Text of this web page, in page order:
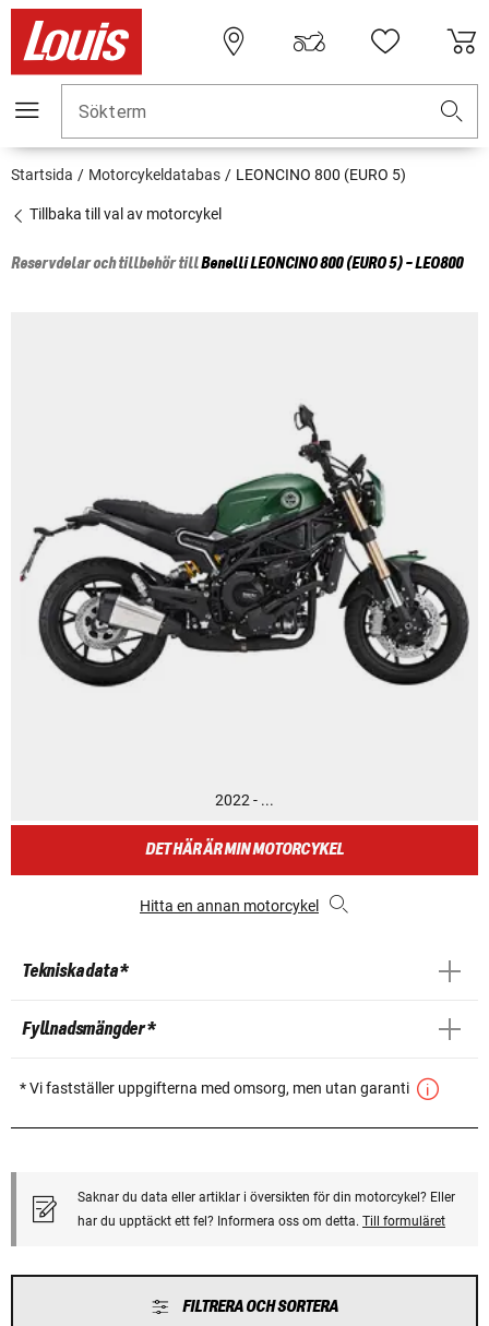
Sökterm
Startsida Motorcykeldatabas LEONCINO 800 (EURO 5)
Tillbaka till val av motorcykel
Reservdelar och tillbehör tillBenelliLEONCINO 800 (EURO 5) - LEO800
2022 - ...
DET HÄR ÄR MIN MOTORCYKEL
Hitta en annan motorcykel
Tekniska data *
Fyllnadsmängder *
* Vi fastställer uppgifterna med omsorg, men utan garanti
Saknar du data eller artiklar i översikten för din motorcykel? Eller
har du upptäckt ett fel? Informera oss om detta. Till formuläret
FILTRERA OCH SORTERA